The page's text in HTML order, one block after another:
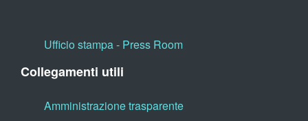
Ufficio stampa - Press Room
Collegamenti utili
Amministrazione trasparente